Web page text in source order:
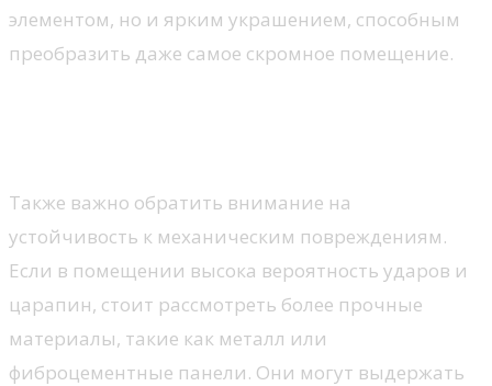
элементом, но и ярким украшением, способным
преобразить даже самое скромное помещение.
Также важно обратить внимание на
устойчивость к механическим повреждениям.
Если в помещении высока вероятность ударов и
царапин, стоит рассмотреть более прочные
материалы, такие как металл или
фиброцементные панели. Они могут выдержать